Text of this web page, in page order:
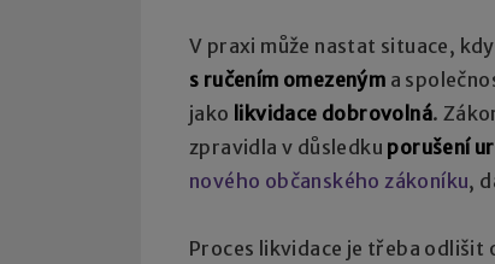
V praxi může nastat situace,
s ručením omezeným a
jako likvidace dobrovolná.
zpravidla v důsledku porušení
nového občanského zákoníku,
Proces likvidace je třeba odlišit